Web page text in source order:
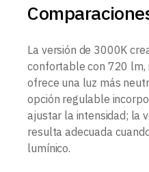
La versión de 3000K
confortable con 720 lm,
ofrece una luz más
opción regulable
ajustar la intensidad; la
resulta adecuada
lumínico.